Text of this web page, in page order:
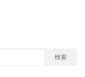
検索